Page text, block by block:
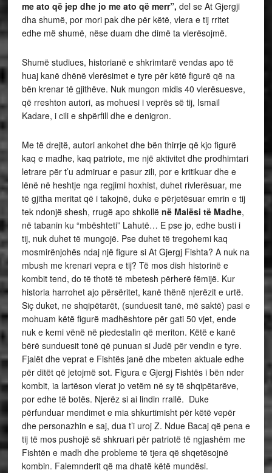
me ato që jep dhe jo me ato që merr”, del se At Gjergji
dha shumë, por mori pak dhe për këtë, vlera e tij rritet
edhe më shumë, nëse duam dhe dimë ta vlerësojmë.
Shumë studiues, historianë e shkrimtarë vendas apo të
huaj kanë dhënë vlerësimet e tyre për këtë figurë që na
bën krenar të gjithëve. Nuk mungon midis 40 vlerësuesve,
që rreshton autori, as mohuesi i veprës së tij, Ismail
Kadare, i cili e shpërfill dhe e denigron.
Me të drejtë, autori ankohet dhe bën thirrje që kjo figurë
kaq e madhe, kaq patriote, me një aktivitet dhe prodhimtari
letrare për t’u admiruar e pasur zili, por e kritikuar dhe e
lënë në heshtje nga regjimi hoxhist, duhet rivlerësuar, me
të gjitha meritat që i takojnë, duke e përjetësuar emrin e tij
tek ndonjë shesh, rrugë apo shkollë në Malësi të Madhe,
në tabanin ku “mbështeti” Lahutë… E pse jo, edhe busti i
tij, nuk duhet të mungojë. Pse duhet të tregohemi kaq
mosmirënjohës ndaj një figure si At Gjergj Fishta? A nuk na
mbush me krenari vepra e tij? Të mos dish historinë e
kombit tend, do të thotë të mbetesh përherë fëmijë. Kur
historia harrohet ajo përsëritet, kanë thënë njerëzit e urtë.
Siç duket, ne shqipëtarët, (sunduesit tanë, më saktë) pasi e
mohuam këtë figurë madhështore për gati 50 vjet, ende
nuk e kemi vënë në piedestalin që meriton. Këtë e kanë
bërë sunduesit tonë që punuan si Judë për vendin e tyre.
Fjalët dhe veprat e Fishtës janë dhe mbeten aktuale edhe
për ditët që jetojmë sot. Figura e Gjergj Fishtës i bën nder
kombit, ia lartëson vlerat jo vetëm në sy të shqipëtarëve,
por edhe të botës. Njerëz si ai lindin rrallë. Duke
përfunduar mendimet e mia shkurtimisht për këtë vepër
dhe personazhin e saj, dua t’i uroj Z. Ndue Bacaj që pena e
tij të mos pushojë së shkruari për patriotë të ngjashëm me
Fishtën e madh dhe probleme të tjera që shqetësojnë
kombin. Falemnderit që ma dhatë këtë mundësi.